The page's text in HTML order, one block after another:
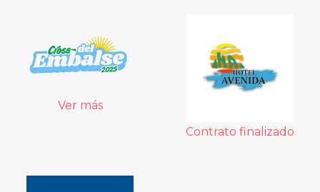
Ver más
Contrato finalizado